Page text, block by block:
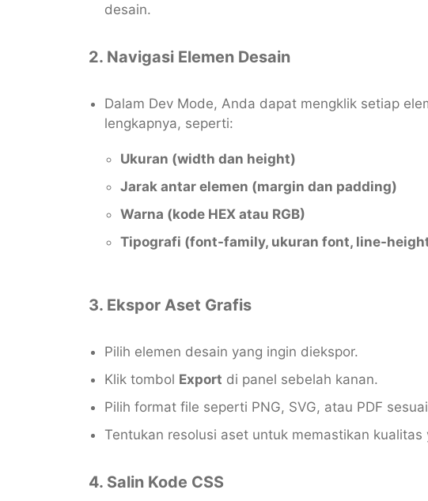
desain.
2. Navigasi Elemen Desain
Dalam Dev Mode, Anda dapat mengklik setiap
lengkapnya, seperti:
Ukuran (width dan height)
Jarak antar elemen (margin dan padding)
Warna (kode HEX atau RGB)
Tipografi (font-family, ukuran font, line-
3. Ekspor Aset Grafis
Pilih elemen desain yang ingin diekspor.
Klik tombol Export di panel sebelah kanan.
Pilih format file seperti PNG, SVG, atau PDF
Tentukan resolusi aset untuk memastikan kualitas
4. Salin Kode CSS